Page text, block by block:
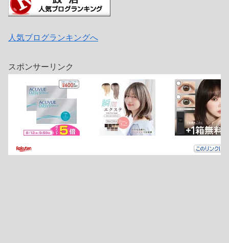
人気ブログランキングへ
スポンサーリンク